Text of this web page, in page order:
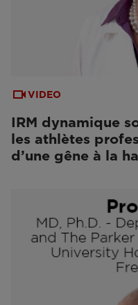
VIDEO
IRM dynamique
les athlètes
d’une gêne à la